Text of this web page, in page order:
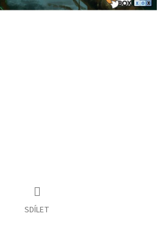
SDÍLET